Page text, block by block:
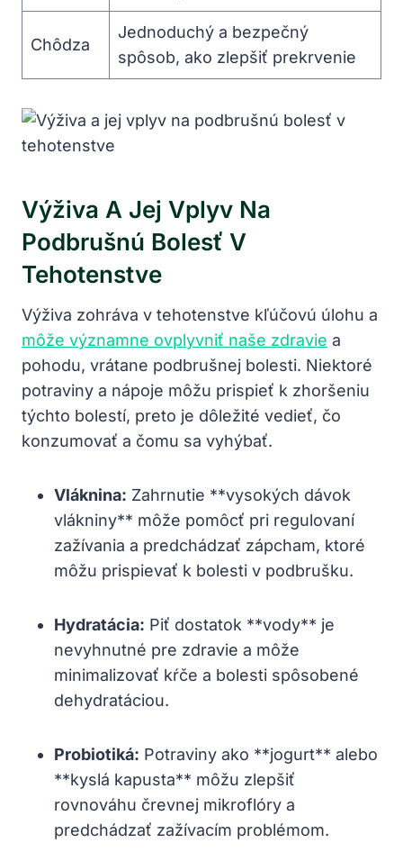
Chôdza
Jednoduchý a bezpečný
spôsob, ako zlepšiť prekrvenie
Výživa A Jej Vplyv Na
Podbrušnú Bolesť V
Tehotenstve
Výživa zohráva v tehotenstve kľúčovú úlohu a
môže významne ovplyvniť naše zdravie a
pohodu, vrátane podbrušnej bolesti. Niektoré
potraviny a nápoje môžu prispieť k zhoršeniu
týchto bolestí, preto je dôležité vedieť, čo
konzumovať a čomu sa vyhýbať.
Vláknina: Zahrnutie **vysokých dávok
vlákniny** môže pomôcť pri regulovaní
zažívania a predchádzať zápcham, ktoré
môžu prispievať k bolesti v podbrušku.
Hydratácia: Piť dostatok **vody** je
nevyhnutné pre zdravie a môže
minimalizovať kŕče a bolesti spôsobené
dehydratáciou.
Probiotiká: Potraviny ako **jogurt** alebo
**kyslá kapusta** môžu zlepšiť
rovnováhu črevnej mikroflóry a
predchádzať zažívacím problémom.